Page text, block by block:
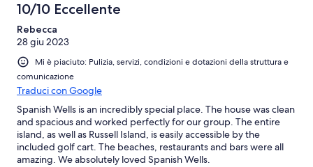
10/10 Eccellente
Rebecca
28 giu 2023
Mi è piaciuto: Pulizia, servizi, condizioni e dotazioni della struttura e
comunicazione
Traduci con Google
Spanish Wells is an incredibly special place. The house was clean
and spacious and worked perfectly for our group. The entire
island, as well as Russell Island, is easily accessible by the
included golf cart. The beaches, restaurants and bars were all
amazing. We absolutely loved Spanish Wells.